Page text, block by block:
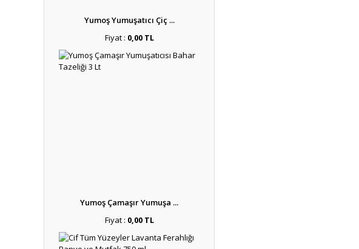
Yumoş Yumuşatıcı Çiç ...
Fiyat : 0,00 TL
Yumoş Çamaşır Yumuşa ...
Fiyat : 0,00 TL